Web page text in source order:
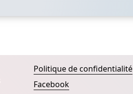
Politique de confidentialité
Facebook